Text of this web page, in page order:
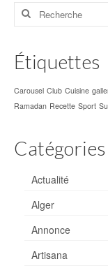
Photo
Sidi
Rechercher
Étiquettes
Carousel Club Cuisine
Ramadan Recette Sport
Catégories
Actualité
Alger
Annonce
Artisana